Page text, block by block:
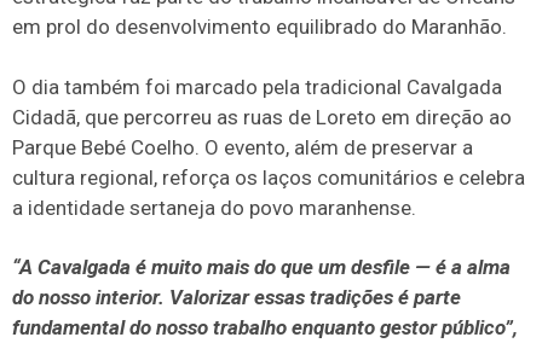
em prol do desenvolvimento equilibrado do Maranhão.
O dia também foi marcado pela tradicional Cavalgada
Cidadã, que percorreu as ruas de Loreto em direção ao
Parque Bebé Coelho. O evento, além de preservar a
cultura regional, reforça os laços comunitários e celebra
a identidade sertaneja do povo maranhense.
“A Cavalgada é muito mais do que um desfile — é a alma
do nosso interior. Valorizar essas tradições é parte
fundamental do nosso trabalho enquanto gestor público”,